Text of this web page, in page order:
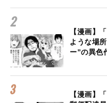
【漫画】
ような場
ー”の異色
【漫画】